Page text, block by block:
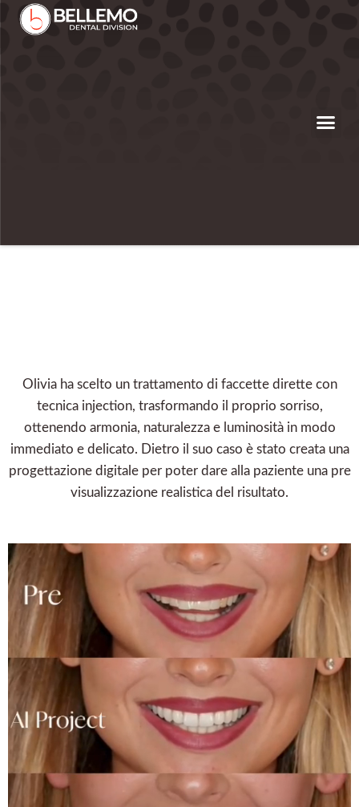
Olivia ha scelto un trattamento di faccette dirette con
tecnica injection, trasformando il proprio sorriso,
ottenendo armonia, naturalezza e luminosità in modo
immediato e delicato. Dietro il suo caso è stato creata una
progettazione digitale per poter dare alla paziente una pre
visualizzazione realistica del risultato.